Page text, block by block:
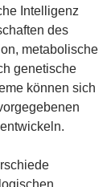
Intelligenz
des
metabolische
genetische
können sich